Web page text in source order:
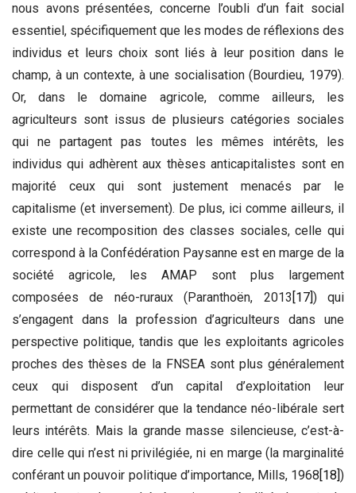
nous avons présentées, concerne l’oubli d’un fait social
essentiel, spécifiquement que les modes de réflexions des
individus et leurs choix sont liés à leur position dans le
champ, à un contexte, à une socialisation (Bourdieu, 1979).
Or, dans le domaine agricole, comme ailleurs, les
agriculteurs sont issus de plusieurs catégories sociales
qui ne partagent pas toutes les mêmes intérêts, les
individus qui adhèrent aux thèses anticapitalistes sont en
majorité ceux qui sont justement menacés par le
capitalisme (et inversement). De plus, ici comme ailleurs, il
existe une recomposition des classes sociales, celle qui
correspond à la Confédération Paysanne est en marge de la
société agricole, les AMAP sont plus largement
composées de néo-ruraux (Paranthoën, 2013 [17]) qui
s’engagent dans la profession d’agriculteurs dans une
perspective politique, tandis que les exploitants agricoles
proches des thèses de la FNSEA sont plus généralement
ceux qui disposent d’un capital d’exploitation leur
permettant de considérer que la tendance néo-libérale sert
leurs intérêts. Mais la grande masse silencieuse, c’est-à-
dire celle qui n’est ni privilégiée, ni en marge (la marginalité
conférant un pouvoir politique d’importance, Mills, 1968[18])